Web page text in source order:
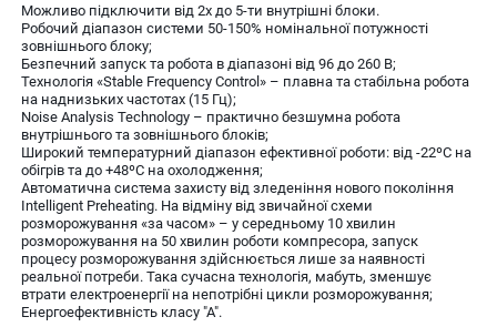
Можливо підключити від 2х до 5-ти внутрішні блоки.
Робочий діапазон системи 50-150% номінальної потужності
зовнішнього блоку;
Безпечний запуск та робота в діапазоні від 96 до 260 В;
Технологія «Stable Frequency Control» – плавна та стабільна робота
на наднизьких частотах (15 Гц);
Noise Analysis Technology – практично безшумна робота
внутрішнього та зовнішнього блоків;
Широкий температурний діапазон ефективної роботи: від -22ºС на
обігрів та до +48ºС на охолодження;
Автоматична система захисту від зледеніння нового покоління
Intelligent Preheating. На відміну від звичайної схеми
розморожування «за часом» – у середньому 10 хвилин
розморожування на 50 хвилин роботи компресора, запуск
процесу розморожування здійснюється лише за наявності
реальної потреби. Така сучасна технологія, мабуть, зменшує
втрати електроенергії на непотрібні цикли розморожування;
Енергоефективність класу "А".